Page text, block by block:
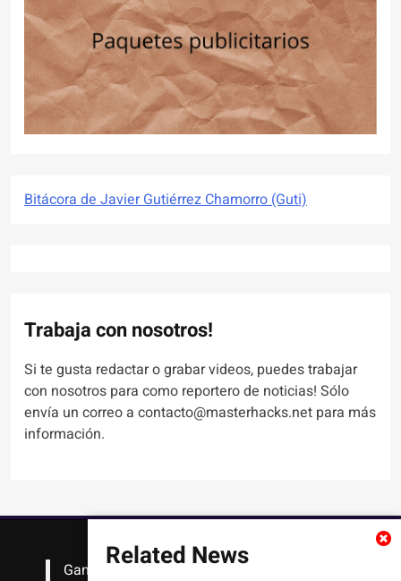
Related News
Bitácora de Javier Gutiérrez Chamorro (Guti)
Trabaja con nosotros!
Si te gusta redactar o grabar videos, puedes trabajar
con nosotros para como reportero de noticias! Sólo
envía un correo a contacto@masterhacks.net para más
información.
Gana #Bitcoinsolo con leer artículos, noticias